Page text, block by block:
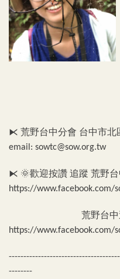
⧔ 荒野台中分會 台中市北
email: sowtc@sow.org.tw
⧔ 🌞歡迎按讚追蹤 荒野
https://www.facebook.com/
荒野台
https://www.facebook.com/
--------